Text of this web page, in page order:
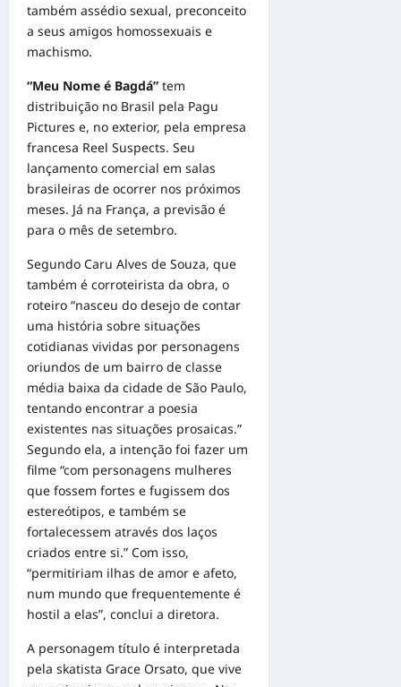
também assédio sexual, preconceito
a seus amigos homossexuais e
machismo.
“Meu Nome é Bagdá” tem
distribuição no Brasil pela Pagu
Pictures e, no exterior, pela empresa
francesa Reel Suspects. Seu
lançamento comercial em salas
brasileiras de ocorrer nos próximos
meses. Já na França, a previsão é
para o mês de setembro.
Segundo Caru Alves de Souza, que
também é corroteirista da obra, o
roteiro “nasceu do desejo de contar
uma história sobre situações
cotidianas vividas por personagens
oriundos de um bairro de classe
média baixa da cidade de São Paulo,
tentando encontrar a poesia
existentes nas situações prosaicas.”
Segundo ela, a intenção foi fazer um
filme “com personagens mulheres
que fossem fortes e fugissem dos
estereótipos, e também se
fortalecessem através dos laços
criados entre si.” Com isso,
“permitiriam ilhas de amor e afeto,
num mundo que frequentemente é
hostil a elas”, conclui a diretora.
A personagem título é interpretada
pela skatista Grace Orsato, que vive